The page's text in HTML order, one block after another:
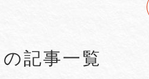
#Account seizure
#ASEAN
記事一覧